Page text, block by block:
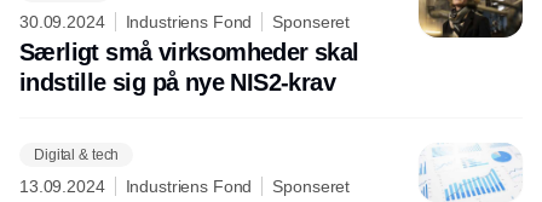
30.09.2024 Industriens Fond Sponseret
Særligt små virksomheder skal
indstille sig på nye NIS2-krav
Digital & tech
13.09.2024 Industriens Fond Sponseret